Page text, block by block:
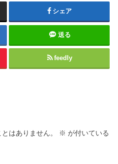
シェア
送る
feedly
はありません。 ※ が付いている